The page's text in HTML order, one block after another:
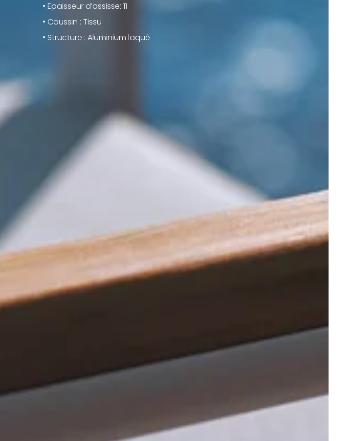
• Epaisseur d’assisse: 11
• Coussin : Tissu
• Structure : Aluminium laqué